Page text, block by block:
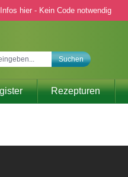
hier - Kein Code notwendig
Suchen
Rezepturen